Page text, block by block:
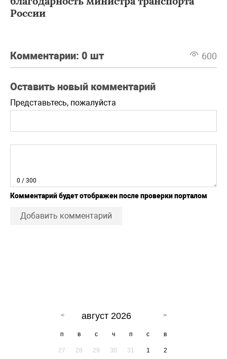
России
Комментарии: 0 шт 600
Оставить новый комментарий
Представьтесь, пожалуйста
0 / 300
Комментарий будет отображен после проверки порталом
Добавить комментарий
август 2026
п в с ч п с в
27 28 29 30 31 1 2